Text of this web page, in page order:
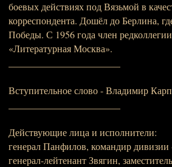
боевых действиях под Вязьмой в
корреспондента. Дошёл до Берлина,
Победы. С 1956 года член
«Литературная Москва».
Вступительное слово - Владимир
Действующие лица и исполнители:
генерал Панфилов, командир
генерал-лейтенант Звягин,